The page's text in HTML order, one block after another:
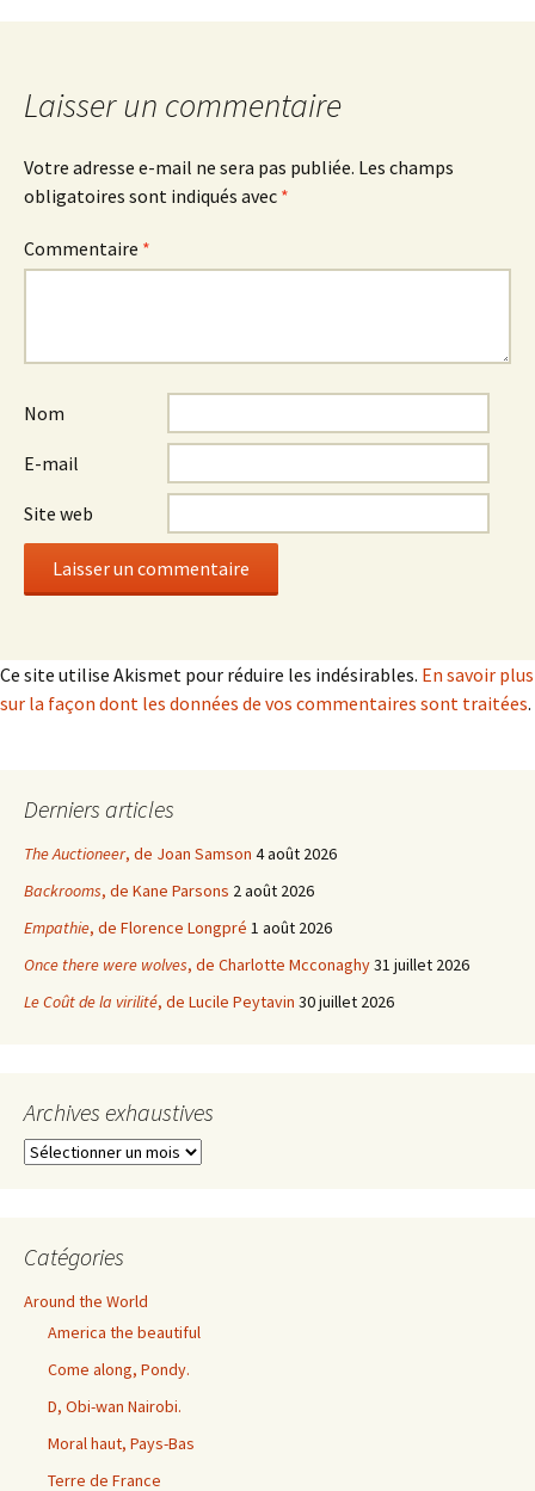
des
articles
Laisser un commentaire
Votre adresse e-mail ne sera pas publiée. Les champs
obligatoires sont indiqués avec *
Commentaire *
Nom
E-mail
Site web
Ce site utilise Akismet pour réduire les indésirables. En savoir plus
sur la façon dont les données de vos commentaires sont traitées.
Derniers articles
The Auctioneer, de Joan Samson 4 août 2026
Backrooms, de Kane Parsons 2 août 2026
Empathie, de Florence Longpré 1 août 2026
Once there were wolves, de Charlotte Mcconaghy31 juillet 2026
Le Coût de la virilité, de Lucile Peytavin 30 juillet 2026
Archives exhaustives
Archives
Catégories
Around the World
America the beautiful
Come along, Pondy.
D, Obi-wan Nairobi.
Moral haut, Pays-Bas
Terre de France